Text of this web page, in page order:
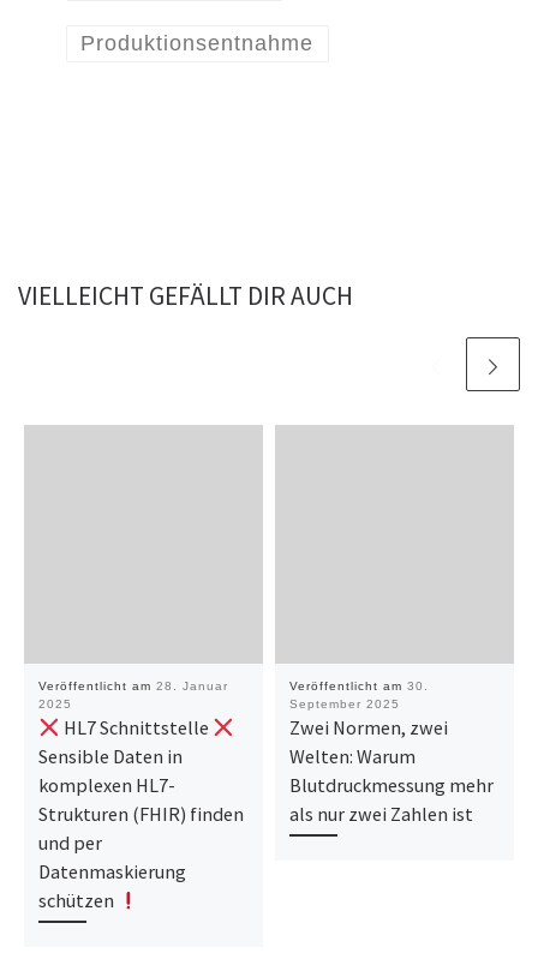
Produktionsentnahme
VIELLEICHT GEFÄLLT DIR AUCH
Veröffentlicht am 28. Januar
2025
HL7 Schnittstelle
Sensible Daten in
komplexen HL7-
Strukturen (FHIR) finden
und per
Datenmaskierung
schützen
Veröffentlicht am 30.
September 2025
Zwei Normen, zwei
Welten: Warum
Blutdruckmessung mehr
als nur zwei Zahlen ist